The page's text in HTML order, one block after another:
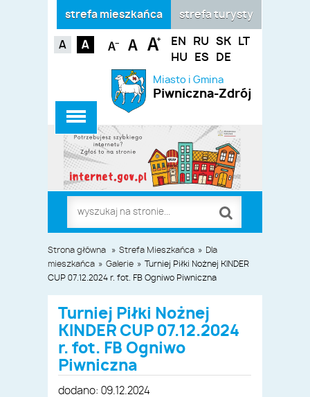
Miasto i Gmina
Piwniczna-Zdrój
EN RU SK
LT
HU
ES DE
strefa turysty
strefa mieszkańca
Strona główna » Strefa Mieszkańca » Dla
mieszkańca » Galerie » Turniej Piłki Nożnej KINDER
CUP 07.12.2024 r. fot. FB Ogniwo Piwniczna
Turniej Piłki Nożnej
KINDER CUP 07.12.2024
r. fot. FB Ogniwo
Piwniczna
dodano: 09.12.2024